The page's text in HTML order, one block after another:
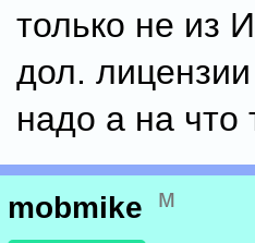
только не из
дол.
надо а на что
mobmike м